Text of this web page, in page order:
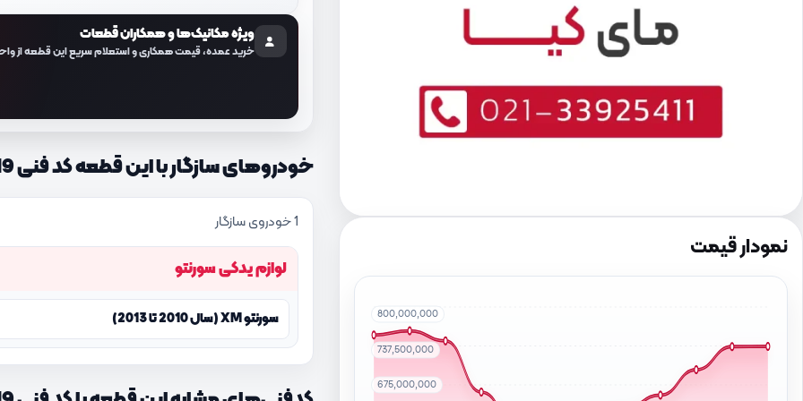
نمودار قیمت
800,000,000
737,500,000
675,000,000
ویژه مکانیک‌ها و همکاران قطعات
خرید عمده، قیمت همکاری و استعلام سریع این قطعه از
خودروهای سازگار با این قطعه کد فنی 854012P201H9
1 خودروی سازگار
لوازم یدکی سورنتو
سورنتو XM (سال 2010 تا 2013)